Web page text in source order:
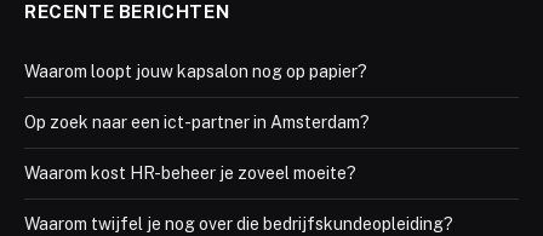
RECENTE BERICHTEN
Waarom loopt jouw kapsalon nog op papier?
Op zoek naar een ict-partner in Amsterdam?
Waarom kost HR-beheer je zoveel moeite?
Waarom twijfel je nog over die bedrijfskundeopleiding?